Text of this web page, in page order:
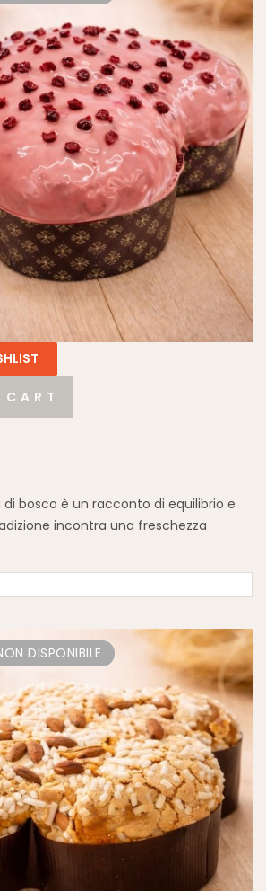
bosco è un racconto di equilibrio e
incontra una freschezza
DISPONIBILE